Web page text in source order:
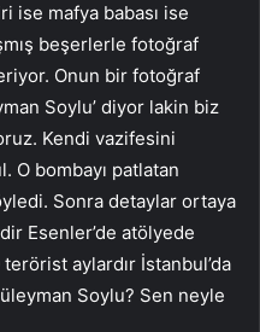
ise mafya babası ise
beşerlerle fotoğraf
Onun bir fotoğraf
Soylu’ diyor lakin biz
Kendi vazifesini
O bombayı patlatan
Sonra detaylar ortaya
Esenler’de atölyede
terörist aylardır İstanbul’da
Soylu? Sen neyle